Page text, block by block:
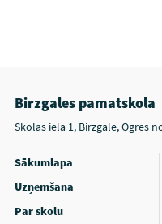
Birzgales pamatskola
Skolas iela 1, Birzgale, Ogres
Sākumlapa
Uzņemšana
Par skolu